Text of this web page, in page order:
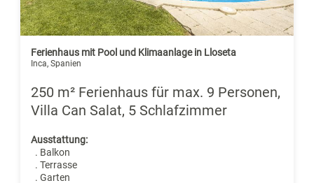
Ferienhaus mit Pool und Klimaanlage in Lloseta
Inca, Spanien
250 m² Ferienhaus für max. 9 Personen,
Villa Can Salat, 5 Schlafzimmer
Ausstattung:
. Balkon
. Terrasse
. Garten